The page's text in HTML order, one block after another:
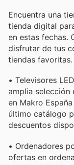
Encuentra una
tienda digital
en estas fechas.
disfrutar de tus
tiendas favoritas.
• Televisores
amplia selección
en Makro
último catálogo
descuentos
• Ordenadores
ofertas en